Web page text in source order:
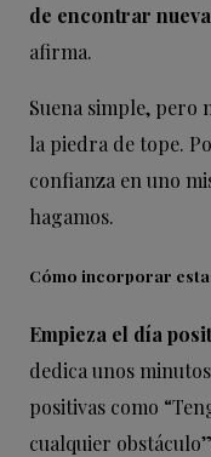
de encontrar
afirma.
Suena simple, pero
la piedra de tope.
confianza en uno
hagamos.
Cómo incorporar
Empieza el día
dedica unos
positivas como
cualquier